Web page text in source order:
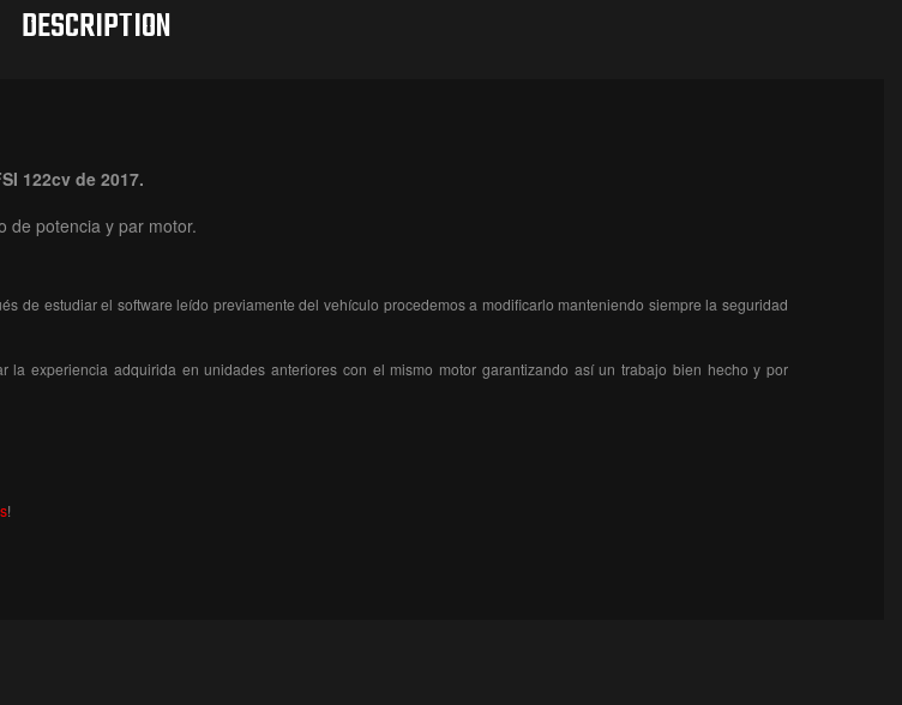
DESCRIPTION
122cv de 2017.
de potencia y par motor.
de estudiar el software leído previamente del vehículo procedemos a modificarlo manteniendo siempre la seguridad
experiencia adquirida en unidades anteriores con el mismo motor garantizando así un trabajo bien hecho y por
!